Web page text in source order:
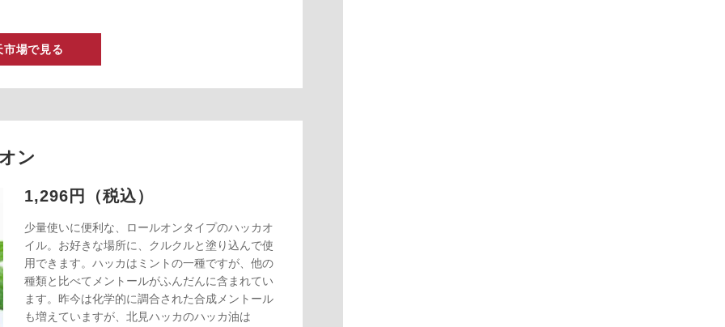
市場で見る
ン
1,296円（税込）
少量使いに便利な、ロールオンタイプのハッカオ
イル。お好きな場所に、クルクルと塗り込んで使
用できます。ハッカはミントの一種ですが、他の
種類と比べてメントールがふんだんに含まれてい
ます。昨今は化学的に調合された合成メントール
も増えていますが、北見ハッカのハッカ油は